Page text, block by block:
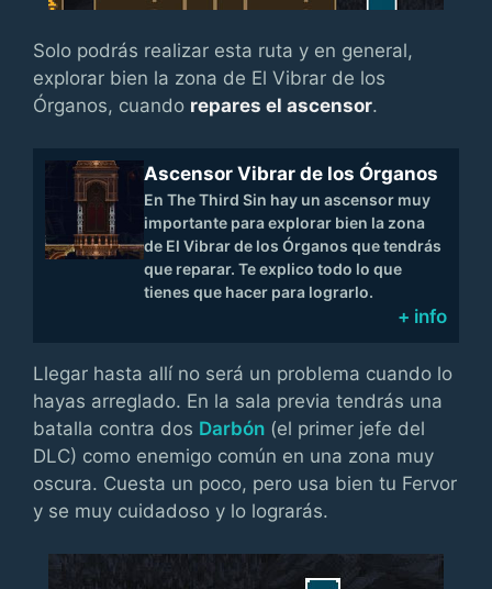
Solo podrás realizar esta ruta y en general,
explorar bien la zona de El Vibrar de los
Órganos, cuando repares el ascensor.
Ascensor Vibrar de los Órganos
En The Third Sin hay un ascensor muy
importante para explorar bien la zona
de El Vibrar de los Órganos que tendrás
que reparar. Te explico todo lo que
tienes que hacer para lograrlo.
+ info
Llegar hasta allí no será un problema cuando lo
hayas arreglado. En la sala previa tendrás una
batalla contra dos Darbón (el primer jefe del
DLC) como enemigo común en una zona muy
oscura. Cuesta un poco, pero usa bien tu Fervor
y se muy cuidadoso y lo lograrás.